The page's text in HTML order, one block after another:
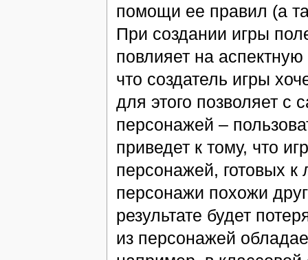
помощи ее правил (а
При создании игры
повлияет на
что создатель игры
для этого позволяет с
персонажей –
приведет к тому, что
персонажей, готовых
персонажи похожи
результате будет
из персонажей